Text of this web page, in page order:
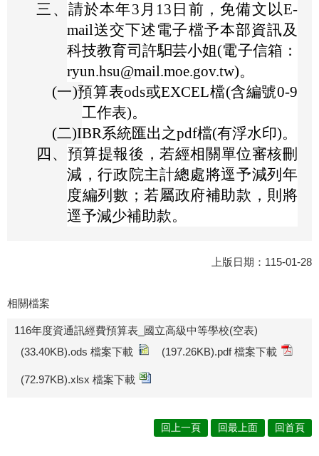
三、 請於本年3月13日前，免備文以E-
mail送交下述電子檔予本部資訊及
科技教育司許馹芸小姐(電子信箱：
ryun.hsu@mail.moe.gov.tw)。
(一)預算表ods或EXCEL檔(含編號0-9
工作表)。
(二)IBR系統匯出之pdf檔(有浮水印)。
四、 預算提報後，若經相關單位審核刪
減，行政院主計總處將逕予減列年
度編列數；若屬政府補助款，則將
逕予減少補助款。
上版日期：115-01-28
相關檔案
116年度資通訊經費預算表_國立高級中等學校(空表)
(33.40KB).ods 檔案下載
(197.26KB).pdf 檔案下載
(72.97KB).xlsx 檔案下載
回上一頁 回最上面 回首頁